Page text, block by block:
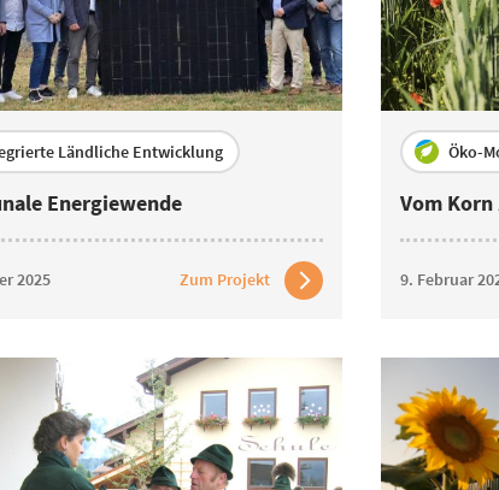
Ländliche Entwicklung
Energiewende
2025 Zum Projekt
Öko-
Vom
9. Februar